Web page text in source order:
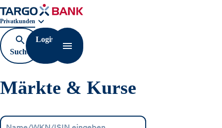
Geschäftsbereichnavigation. Aktuelle Auswahl:
Privatkunden
Suche
öffnen
Login
Navigation öffnen
Märkte & Kurse